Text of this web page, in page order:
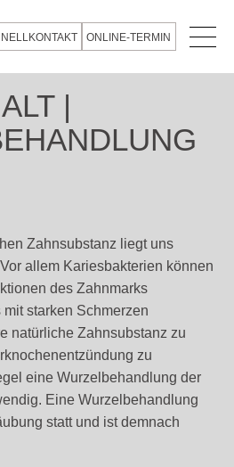
Menü
|
Zahnsubstanz liegt uns
allem Kariesbakterien können
des Zahnmarks
starken Schmerzen
natürliche Zahnsubstanz zu
zu
eine Wurzelbehandlung der
Eine Wurzelbehandlung
statt und ist demnach
ONLINE-TERMIN